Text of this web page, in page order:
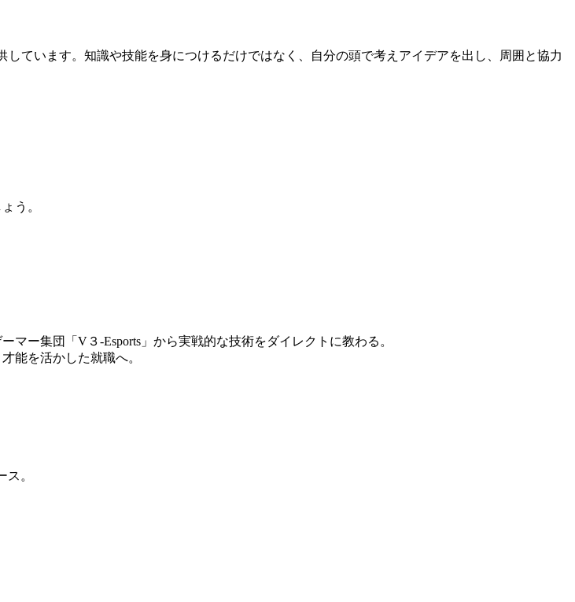
ています。知識や技能を身につけるだけではなく、自分の頭で考えアイデアを出し、周囲と協力
う。
ー集団「V３-Esports」から実戦的な技術をダイレクトに教わる。
能を活かした就職へ。
。